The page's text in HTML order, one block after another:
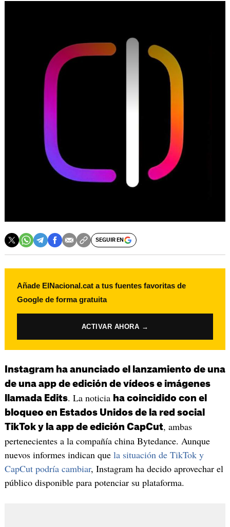
SEGUIR EN
Añade ElNacional.cat a tus fuentes favoritas de
Google de forma gratuita
ACTIVAR AHORA →
Instagram ha anunciado el lanzamiento de una
de una app de edición de vídeos e imágenes
llamada Edits. La noticia ha coincidido con el
bloqueo en Estados Unidos de la red social
TikTok y la app de edición CapCut, ambas
pertenecientes a la compañía china Bytedance. Aunque
nuevos informes indican que la situación de TikTok y
CapCut podría cambiar, Instagram ha decido aprovechar el
público disponible para potenciar su plataforma.